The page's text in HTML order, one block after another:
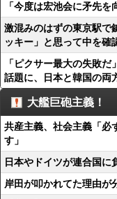
「今度は宏池会に矛先を
激混みのはずの東京駅で
ッキー」と思って中を確
「ピクサー最大の失敗
話題に、日本と韓国の両
大艦巨砲主義！
共産主義、社会主義「必
す」
日本やドイツが連合国に
岸田が叩かれてた理由が